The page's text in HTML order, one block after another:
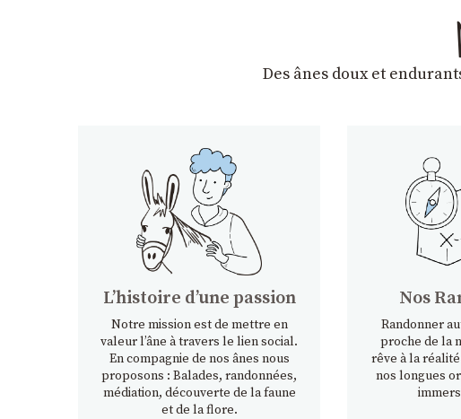
Des ânes doux et
Lʼhistoire dʼune passion
Notre mission est de mettre en
valeur l’âne à travers le lien social.
En compagnie de nos ânes nous
proposons : Balades, randonnées,
médiation, découverte de la faune
et de la flore.
Nos
Randonner
proche de la
rêve à la
nos longues